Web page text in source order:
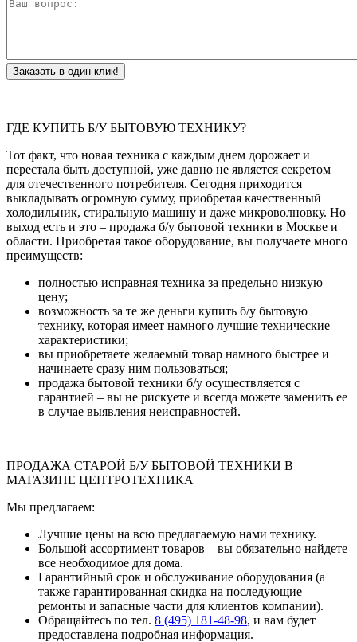
Заказать в один клик!
ГДЕ КУПИТЬ Б/У БЫТОВУЮ ТЕХНИКУ?
Тот факт, что новая техника с каждым днем дорожает и
перестала быть доступной, уже давно не является секретом
для отечественного потребителя. Сегодня приходится
выкладывать огромную сумму, приобретая качественный
холодильник, стиральную машину и даже микроволновку. Но
выход есть и это – продажа б/у бытовой техники в Москве и
области. Приобретая такое оборудование, вы получаете много
преимуществ:
полностью исправная техника за предельно низкую
цену;
возможность за те же деньги купить б/у бытовую
технику, которая имеет намного лучшие технические
характеристики;
вы приобретаете желаемый товар намного быстрее и
начинаете сразу ним пользоваться;
продажа бытовой техники б/у осуществляется с
гарантией – вы не рискуете и всегда можете заменить ее
в случае выявления неисправностей.
ПРОДАЖА СТАРОЙ Б/У БЫТОВОЙ ТЕХНИКИ В
МАГАЗИНЕ ЦЕНТРОТЕХНИКА
Мы предлагаем:
Лучшие цены на всю предлагаемую нами технику.
Большой ассортимент товаров – вы обязательно найдете
все необходимое для дома.
Гарантийный срок и обслуживание оборудования (а
также гарантированная скидка на последующие
ремонты и запасные части для клиентов компании).
Обращайтесь по тел. 8 (495) 181-48-98, и вам будет
предоставлена подробная информация.